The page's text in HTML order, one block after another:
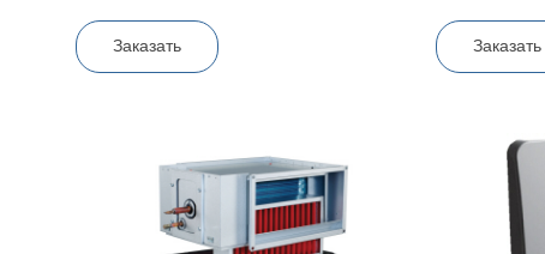
Заказать Заказать